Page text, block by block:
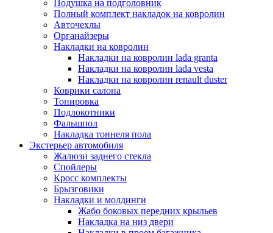
Подушка на подголовник
Полный комплект накладок на ковролин
Авточехлы
Органайзеры
Накладки на ковролин
Накладки на ковролин lada granta
Накладки на ковролин lada vesta
Накладки на ковролин renault duster
Коврики салона
Тонировка
Подлокотники
Фальшпол
Накладка тоннеля пола
Экстерьер автомобиля
Жалюзи заднего стекла
Спойлеры
Кросс комплекты
Брызговики
Накладки и молдинги
Жабо боковых передних крыльев
Накладка на низ двери